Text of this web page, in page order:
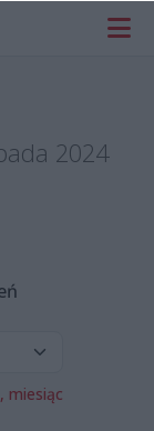
2024
miesiąc